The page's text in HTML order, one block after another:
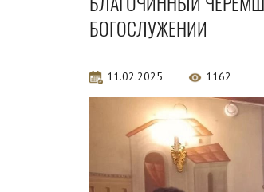
БОГОСЛУЖЕНИИ
11.02.2025 1162